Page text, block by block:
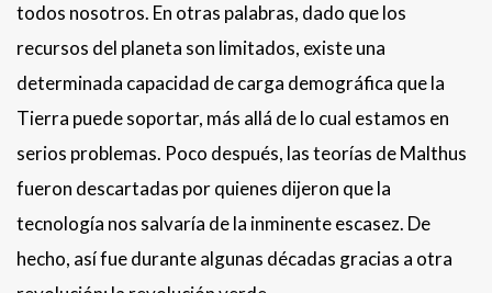
todos nosotros. En otras palabras, dado que los
recursos del planeta son limitados, existe una
determinada capacidad de carga demográfica que la
Tierra puede soportar, más allá de lo cual estamos en
serios problemas. Poco después, las teorías de Malthus
fueron descartadas por quienes dijeron que la
tecnología nos salvaría de la inminente escasez. De
hecho, así fue durante algunas décadas gracias a otra